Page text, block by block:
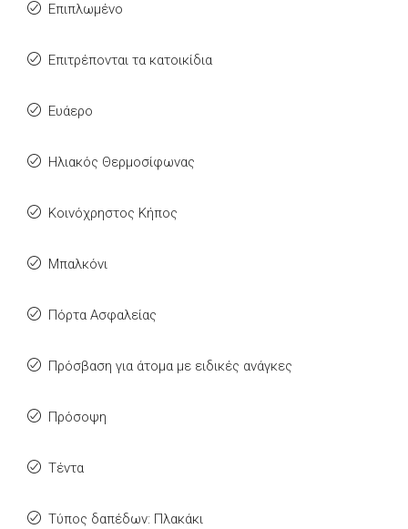
Επιπλωμένο
Επιτρέπονται τα κατοικίδια
Ευάερο
Ηλιακός Θερμοσίφωνας
Κοινόχρηστος Κήπος
Μπαλκόνι
Πόρτα Ασφαλείας
Πρόσβαση για άτομα με ειδικές ανάγκες
Πρόσοψη
Τέντα
Τύπος δαπέδων: Πλακάκι